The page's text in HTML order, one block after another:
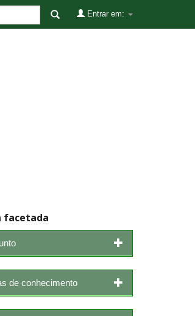
Entrar em:
facetada
de conhecimento